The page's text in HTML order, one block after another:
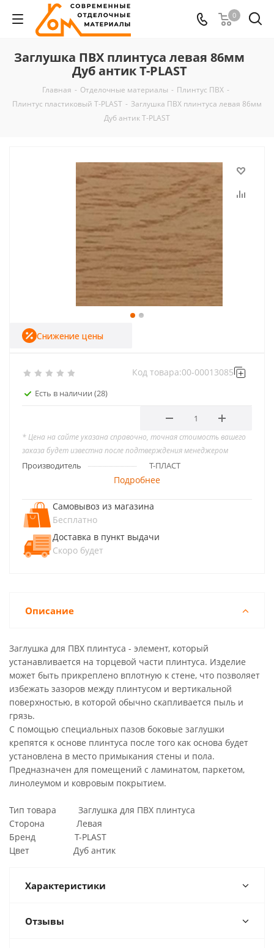
0
Заглушка ПВХ плинтуса левая 86мм
Дуб антик T-PLAST
Главная - Отделочные материалы - Плинтус ПВХ -
Плинтус пластиковый T-PLAST - Заглушка ПВХ плинтуса левая 86мм
Дуб антик T-PLAST
Есть в наличии (28)
Код товара:00-00013085
Снижение цены
* Цена на сайте указана справочно, точная стоимость вашего
заказа будет известна после подтверждения менеджером
Производитель Т-ПЛАСТ
Подробнее
Самовывоз из магазина
Бесплатно
Доставка в пункт выдачи
Скоро будет
Описание
Заглушка для ПВХ плинтуса - элемент, который
устанавливается на торцевой части плинтуса. Изделие
может быть прикреплено вплотную к стене, что позволяет
избежать зазоров между плинтусом и вертикальной
поверхностью, в которой обычно скапливается пыль и
грязь.
С помощью специальных пазов боковые заглушки
крепятся к основе плинтуса после того как основа будет
установлена в место примыкания стены и пола.
Предназначен для помещений с ламинатом, паркетом,
линолеумом и ковровым покрытием.
Тип товара Заглушка для ПВХ плинтуса
Сторона Левая
Бренд T-PLAST
Цвет Дуб антик
Характеристики
Отзывы